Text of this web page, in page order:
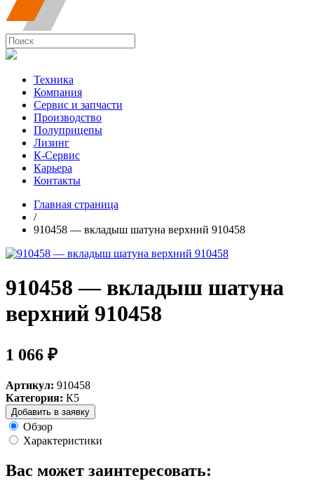
Техника
Компания
Сервис и запчасти
Производство
Полуприцепы
Лизинг
К-Сервис
Карьера
Контакты
Главная страница
/
910458 — вкладыш шатуна верхний 910458
910458 — вкладыш шатуна
верхний 910458
1 066 ₽
Артикул: 910458
Категория: К5
Добавить в заявку
Обзор
Характеристики
Вас может заинтересовать: